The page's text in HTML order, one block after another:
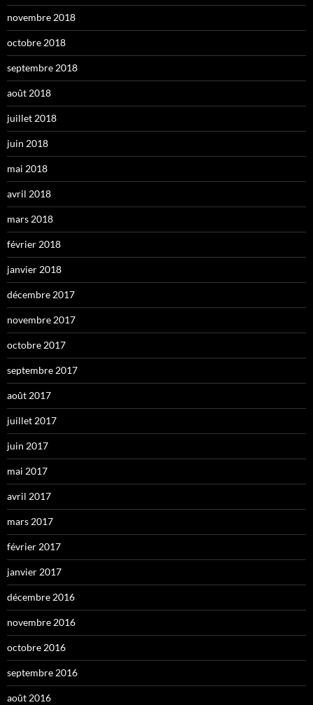
novembre 2018
octobre 2018
septembre 2018
août 2018
juillet 2018
juin 2018
mai 2018
avril 2018
mars 2018
février 2018
janvier 2018
décembre 2017
novembre 2017
octobre 2017
septembre 2017
août 2017
juillet 2017
juin 2017
mai 2017
avril 2017
mars 2017
février 2017
janvier 2017
décembre 2016
novembre 2016
octobre 2016
septembre 2016
août 2016